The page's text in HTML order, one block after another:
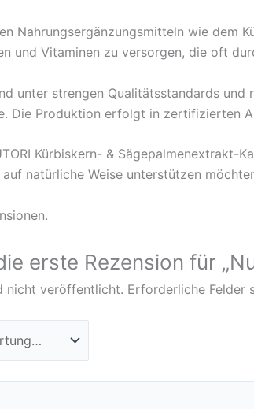
Nahrungsergänzungsmitteln wie dem
und Vitaminen zu versorgen, die oft
unter strengen Qualitätsstandards
Die Produktion erfolgt in zertifizierten
Kürbiskern- &
natürliche Weise unterstützen
erste Rezension für
nicht veröffentlicht. Erforderliche Felder